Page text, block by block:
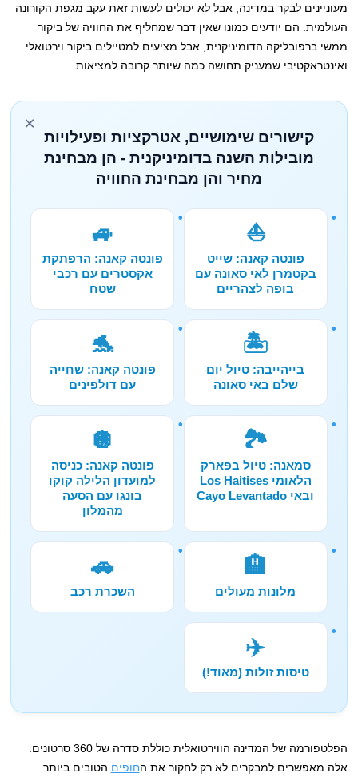
מעוניינים לבקר במדינה, אבל לא יכולים לעשות זאת עקב מגפת הקורונה
העולמית. הם יודעים כמונו שאין דבר שמחליף את החוויה של ביקור
ממשי ברפובליקה הדומיניקנית, אבל מציעים למטיילים ביקור וירטואלי
ואינטראקטיבי שמעניק תחושה כמה שיותר קרובה למציאות.
×
קישורים שימושיים, אטרקציות ופעילויות
מובילות השנה בדומיניקנית - הן מבחינת
מחיר והן מבחינת החוויה
⛵
פונטה קאנה: שייט
בקטמרן לאי סאונה עם
בופה לצהריים
🚙
פונטה קאנה: הרפתקת
אקסטרים עם רכבי
שטח
🏝️
בייהייבה: טיול יום
שלם באי סאונה
🐬
פונטה קאנה: שחייה
עם דולפינים
🏞️
סמאנה: טיול בפארק
הלאומי Los Haitises
ובאי Cayo Levantado
🪩
פונטה קאנה: כניסה
למועדון הלילה קוקו
בונגו עם הסעה
מהמלון
🏨
מלונות מעולים
🚗
השכרת רכב
✈️
טיסות זולות (מאוד!)
הפלטפורמה של המדינה הווירטואלית כוללת סדרה של 360 סרטונים.
אלה מאפשרים למבקרים לא רק לחקור את החופים הטובים ביותר